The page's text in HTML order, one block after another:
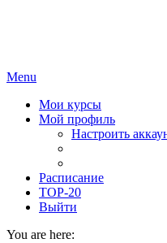
Menu
Мои курсы
Мой профиль
Настроить
Расписание
TOP-20
Выйти
You are here: